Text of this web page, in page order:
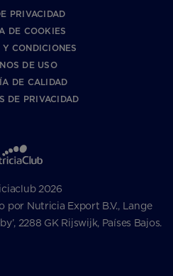
PRIVACIDAD
DE COOKIES
CONDICIONES
DE USO
DE CALIDAD
DE PRIVACIDAD
2026
por Nutricia Export B.V., Lange
2288 GK Rijswijk, Países Bajos.